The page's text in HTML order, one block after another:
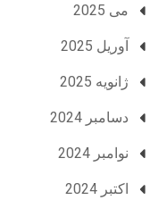
می 2025
آوریل 2025
ژانویه 2025
دسامبر 2024
نوامبر 2024
اکتبر 2024